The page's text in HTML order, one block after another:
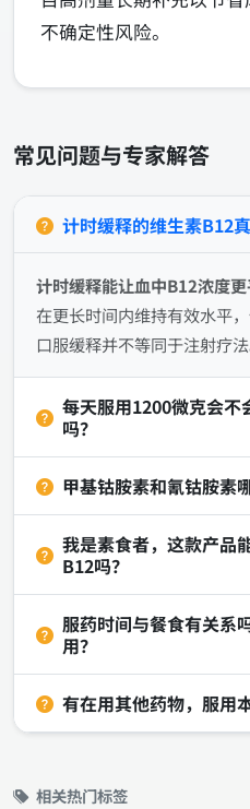
不确定性风险。
常见问题与专家解答
计时缓释的维生素B12
计时缓释能让血中B12浓度更
在更长时间内维持有效水平
口服缓释并不等同于注射疗法
每天服用1200微克会不
吗？
甲基钴胺素和氰钴胺素
我是素食者，这款产品
B12吗？
服药时间与餐食有关系
用？
有在用其他药物，服用
相关热门标签